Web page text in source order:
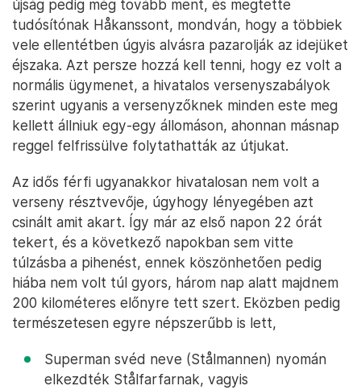
újság pedig még tovább ment, és megtette
tudósítónak Håkanssont, mondván, hogy a többiek
vele ellentétben úgyis alvásra pazarolják az idejüket
éjszaka. Azt persze hozzá kell tenni, hogy ez volt a
normális ügymenet, a hivatalos versenyszabályok
szerint ugyanis a versenyzőknek minden este meg
kellett állniuk egy-egy állomáson, ahonnan másnap
reggel felfrissülve folytathatták az útjukat.
Az idős férfi ugyanakkor hivatalosan nem volt a
verseny résztvevője, úgyhogy lényegében azt
csinált amit akart. Így már az első napon 22 órát
tekert, és a következő napokban sem vitte
túlzásba a pihenést, ennek köszönhetően pedig
hiába nem volt túl gyors, három nap alatt majdnem
200 kilométeres előnyre tett szert. Eközben pedig
természetesen egyre népszerűbb is lett,
Superman svéd neve (Stålmannen) nyomán
elkezdték Stålfarfarnak, vagyis